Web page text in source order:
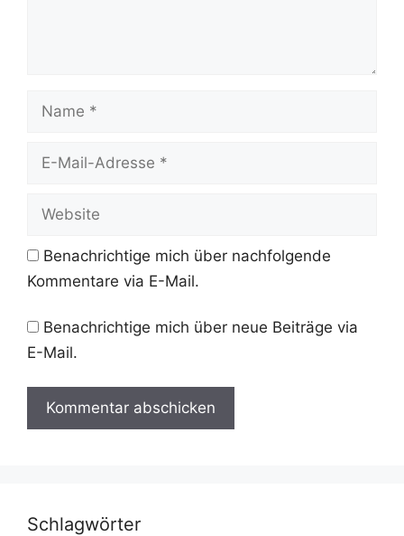
Name
Website
Benachrichtige mich über nachfolgende
Kommentare via E-Mail.
Benachrichtige mich über neue Beiträge via
E-Mail.
Schlagwörter